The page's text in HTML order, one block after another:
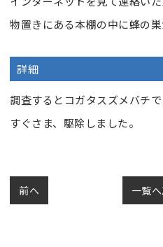
物置きにある本棚の中に蜂の
詳細
調査するとコガタスズメバチで
すぐさま、駆除しました。
前へ 一覧